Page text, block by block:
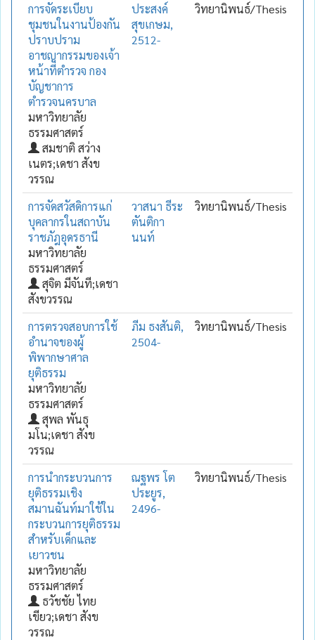
การจัดระเบียบ
ชุมชนในงานป้องกัน
ปราบปราม
อาชญากรรมของเจ้า
หน้าที่ตำรวจ กอง
บัญชาการ
ตำรวจนครบาล
มหาวิทยาลัย
ธรรมศาสตร์
สมชาติ สว่าง
เนตร;เดชา สังข
วรรณ
ประสงค์
สุขเกษม,
2512-
วิทยานิพนธ์/Thesis
การจัดสวัสดิการแก่
บุคลากรในสถาบัน
ราชภัฎอุดรธานี
มหาวิทยาลัย
ธรรมศาสตร์
สุจิต มีจันที;เดชา
สังขวรรณ
วาสนา ธีระ
ตันติกา
นนท์
วิทยานิพนธ์/Thesis
การตรวจสอบการใช้
อำนาจของผู้
พิพากษาศาล
ยุติธรรม
มหาวิทยาลัย
ธรรมศาสตร์
สุพล พันธุ
มโน;เดชา สังข
วรรณ
ภีม ธงสันติ,
2504-
วิทยานิพนธ์/Thesis
การนำกระบวนการ
ยุติธรรมเชิง
สมานฉันท์มาใช้ใน
กระบวนการยุติธรรม
สำหรับเด็กและ
เยาวชน
มหาวิทยาลัย
ธรรมศาสตร์
ธวัชชัย ไทย
เขียว;เดชา สังข
วรรณ
ณฐพร โต
ประยูร,
2496-
วิทยานิพนธ์/Thesis